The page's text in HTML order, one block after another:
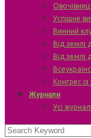
Успішне
Винний
Від землі
Від землі
Конгрес
Журнали
Усі